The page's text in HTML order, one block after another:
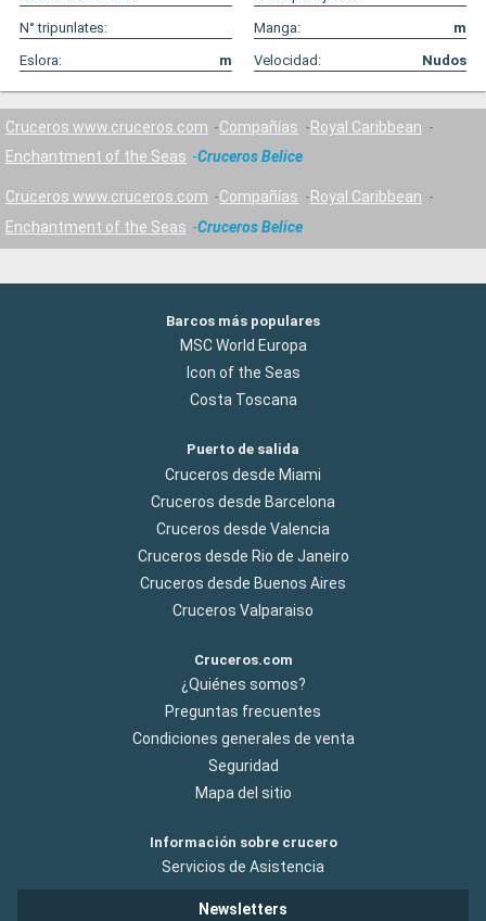
N° tripunlates:
Manga:
m
Eslora:
m Velocidad: Nudos
Cruceros www.cruceros.com Compañías
Royal Caribbean
Enchantment of the Seas
Cruceros Belice
Cruceros www.cruceros.com Compañías
Royal Caribbean
Enchantment of the Seas
Cruceros Belice
Barcos más populares
MSC World Europa
Icon of the Seas
Costa Toscana
Puerto de salida
Cruceros desde Miami
Cruceros desde Barcelona
Cruceros desde Valencia
Cruceros desde Rio de Janeiro
Cruceros desde Buenos Aires
Cruceros Valparaiso
Cruceros.com
¿Quiénes somos?
Preguntas frecuentes
Condiciones generales de venta
Seguridad
Mapa del sitio
Información sobre crucero
Servicios de Asistencia
Newsletters